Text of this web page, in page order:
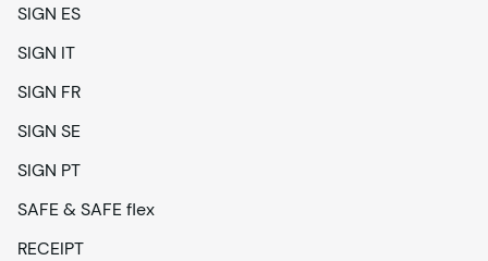
SIGN ES
SIGN IT
SIGN FR
SIGN SE
SIGN PT
SAFE & SAFE flex
RECEIPT